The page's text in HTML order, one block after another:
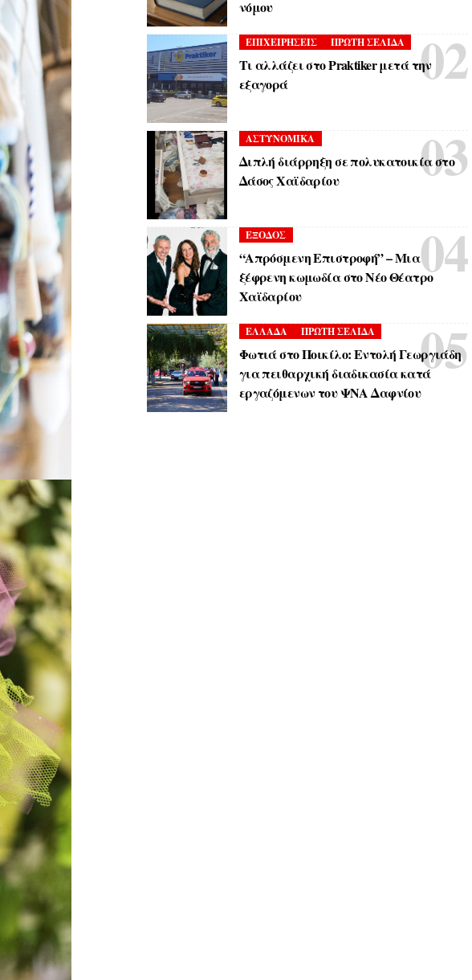
νόμου
ΕΠΙΧΕΙΡΗΣΕΙΣ ΠΡΩΤΗ ΣΕΛΙΔΑ
Τι αλλάζει στο Praktiker μετά την
εξαγορά
ΑΣΤΥΝΟΜΙΚΑ
Διπλή διάρρηξη σε πολυκατοικία στο
Δάσος Χαϊδαρίου
ΕΞΟΔΟΣ
“Απρόσμενη Επιστροφή” – Μια
ξέφρενη κωμωδία στο Νέο Θέατρο
Χαϊδαρίου
ΕΛΛΑΔΑ ΠΡΩΤΗ ΣΕΛΙΔΑ
Φωτιά στο Ποικίλο: Εντολή Γεωργιάδη
για πειθαρχική διαδικασία κατά
εργαζόμενων του ΨΝΑ Δαφνίου